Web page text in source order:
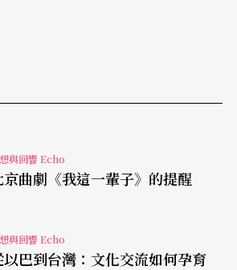
段的借鑒，豐富了芭蕾舞劇原有
劇情的邏輯發展，使得看膩了千
一段情人用手觸摸三太太腳背的
拼裝起來的花轎；家丁們用紅頭
舞台上摸爬滾打，拼命掙扎，直
與回響 Echo
京曲劇《我這一輩子》的提醒
與回響 Echo
以巴到台灣：文化交流如何孕育